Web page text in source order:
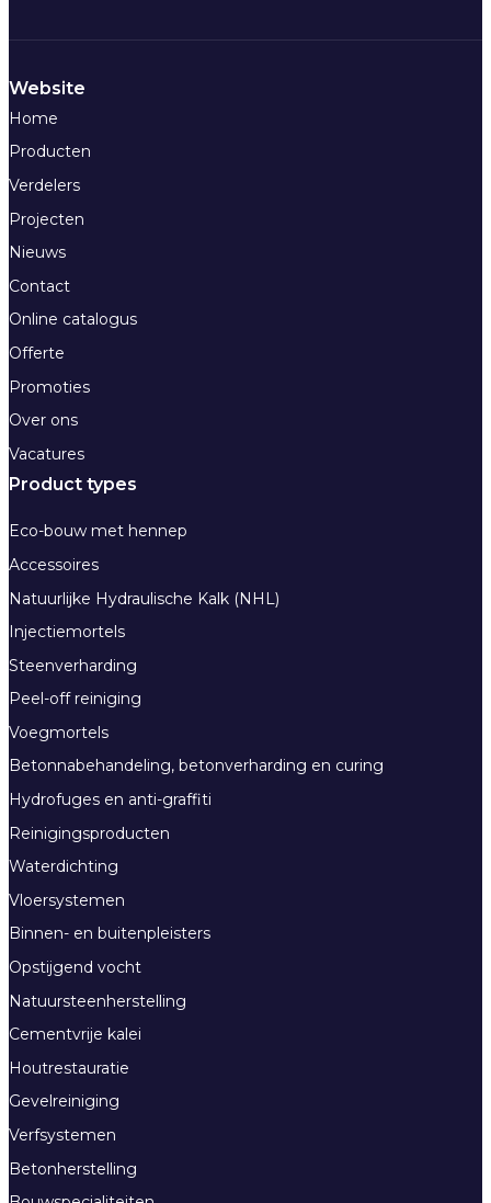
Website
Home
Producten
Verdelers
Projecten
Nieuws
Contact
Online catalogus
Offerte
Promoties
Over ons
Vacatures
Product types
Eco-bouw met hennep
Accessoires
Natuurlijke Hydraulische Kalk (NHL)
Injectiemortels
Steenverharding
Peel-off reiniging
Voegmortels
Betonnabehandeling, betonverharding en curing
Hydrofuges en anti-graffiti
Reinigingsproducten
Waterdichting
Vloersystemen
Binnen- en buitenpleisters
Opstijgend vocht
Natuursteenherstelling
Cementvrije kalei
Houtrestauratie
Gevelreiniging
Verfsystemen
Betonherstelling